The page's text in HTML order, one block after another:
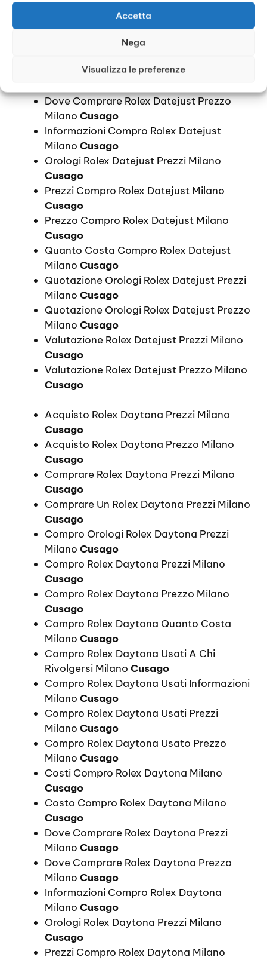
Accetta
Nega
Visualizza le preferenze
Costi Compro Rolex Datejust Milano
Cusago
Costo Compro Rolex Datejust Milano
Dove Comprare Rolex Datejust Prezzi
Dove Comprare Rolex Datejust Prezzo
Milano Cusago
Informazioni Compro Rolex Datejust
Milano Cusago
Orologi Rolex Datejust Prezzi Milano
Cusago
Prezzi Compro Rolex Datejust Milano
Cusago
Prezzo Compro Rolex Datejust Milano
Cusago
Quanto Costa Compro Rolex Datejust
Milano Cusago
Quotazione Orologi Rolex Datejust Prezzi
Milano Cusago
Quotazione Orologi Rolex Datejust Prezzo
Milano Cusago
Valutazione Rolex Datejust Prezzi Milano
Cusago
Valutazione Rolex Datejust Prezzo Milano
Cusago
Acquisto Rolex Daytona Prezzi Milano
Cusago
Acquisto Rolex Daytona Prezzo Milano
Cusago
Comprare Rolex Daytona Prezzi Milano
Cusago
Comprare Un Rolex Daytona Prezzi Milano
Cusago
Compro Orologi Rolex Daytona Prezzi
Milano Cusago
Compro Rolex Daytona Prezzi Milano
Cusago
Compro Rolex Daytona Prezzo Milano
Cusago
Compro Rolex Daytona Quanto Costa
Milano Cusago
Compro Rolex Daytona Usati A Chi
Rivolgersi Milano Cusago
Compro Rolex Daytona Usati Informazioni
Milano Cusago
Compro Rolex Daytona Usati Prezzi
Milano Cusago
Compro Rolex Daytona Usato Prezzo
Milano Cusago
Costi Compro Rolex Daytona Milano
Cusago
Costo Compro Rolex Daytona Milano
Cusago
Dove Comprare Rolex Daytona Prezzi
Milano Cusago
Dove Comprare Rolex Daytona Prezzo
Milano Cusago
Informazioni Compro Rolex Daytona
Milano Cusago
Orologi Rolex Daytona Prezzi Milano
Cusago
Prezzi Compro Rolex Daytona Milano